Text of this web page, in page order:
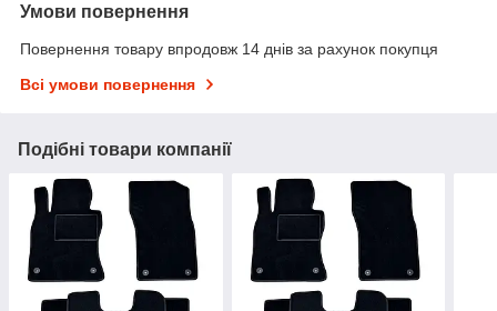
Умови повернення
Повернення товару впродовж 14 днів за рахунок покупця
Всі умови повернення
Подібні товари компанії